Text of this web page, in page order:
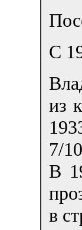
С
из
7/
В
в